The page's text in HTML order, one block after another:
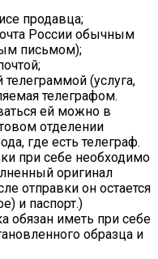
продавца;
России обычным
письмом);
телеграммой (услуга,
телеграфом.
ей можно в
отделении
где есть телеграф.
при себе необходимо
оригинал
отправки он остается
и паспорт.)
обязан иметь при себе
образца и